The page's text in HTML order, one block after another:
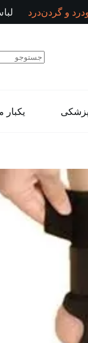
و گردن‌درد